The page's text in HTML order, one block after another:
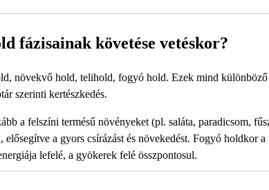
fázisainak követése vetéskor?
növekvő hold, telihold, fogyó hold. Ezek mind különböző
szerinti kertészkedés.
a felszíni termésű növényeket (pl. saláta, paradicsom,
a gyors csírázást és növekedést. Fogyó holdkor
lefelé, a gyökerek felé összpontosul.